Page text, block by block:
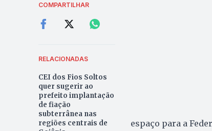
COMPARTILHAR
RELACIONADAS
CEI dos Fios Soltos
quer sugerir ao
prefeito implantação
de fiação
subterrânea nas
regiões centrais de
espaço para a